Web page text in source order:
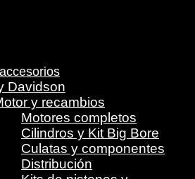
Davidson
y recambios
Motores completos
Cilindros y Kit Big Bore
Culatas y componentes
Distribución